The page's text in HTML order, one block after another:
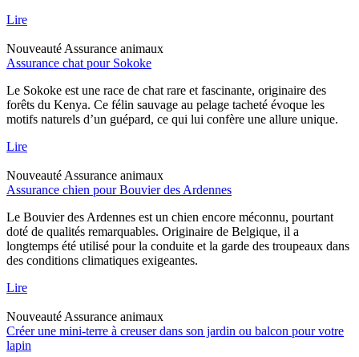
Lire
Nouveauté Assurance animaux
Assurance chat pour Sokoke
Le Sokoke est une race de chat rare et fascinante, originaire des
forêts du Kenya. Ce félin sauvage au pelage tacheté évoque les
motifs naturels d’un guépard, ce qui lui confère une allure unique.
Lire
Nouveauté Assurance animaux
Assurance chien pour Bouvier des Ardennes
Le Bouvier des Ardennes est un chien encore méconnu, pourtant
doté de qualités remarquables. Originaire de Belgique, il a
longtemps été utilisé pour la conduite et la garde des troupeaux dans
des conditions climatiques exigeantes.
Lire
Nouveauté Assurance animaux
Créer une mini-terre à creuser dans son jardin ou balcon pour votre
lapin